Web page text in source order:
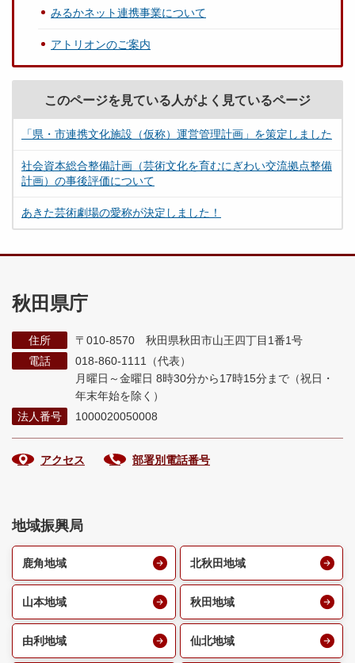
みるかネット連携事業について
アトリオンのご案内
このページを見ている人がよく見ているページ
「県・市連携文化施設（仮称）運営管理計画」を策定しました
社会資本総合整備計画（芸術文化を育むにぎわい交流拠点整備
計画）の事後評価について
あきた芸術劇場の愛称が決定しました！
秋田県庁
住所
〒010-8570 秋田県秋田市山王四丁目1番1号
電話
018-860-1111（代表）
月曜日～金曜日 8時30分から17時15分まで （祝日・
年末年始を除く）
法人番号
1000020050008
アクセス 部署別電話番号
地域振興局
鹿角地域 北秋田地域
山本地域 秋田地域
由利地域 仙北地域